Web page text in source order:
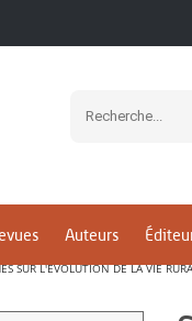
Auteurs
SUR L'ÉVOLUTION DE LA VIE